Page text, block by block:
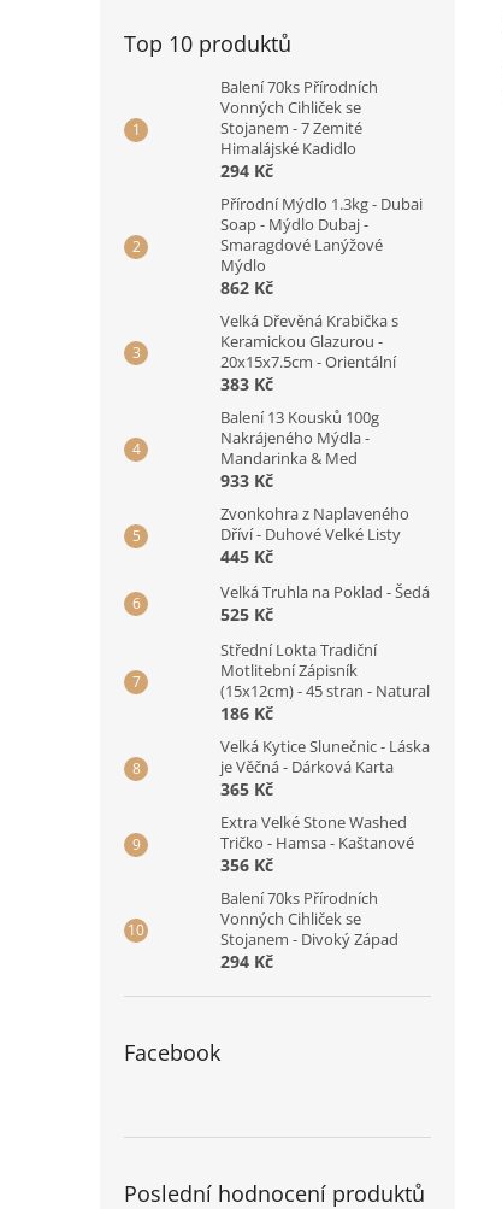
Top 10 produktů
Balení 70ks Přírodních
Vonných Cihliček se
Stojanem - 7 Zemité
Himalájské Kadidlo
294 Kč
Přírodní Mýdlo 1.3kg - Dubai
Soap - Mýdlo Dubaj -
Smaragdové Lanýžové
Mýdlo
862 Kč
Velká Dřevěná Krabička s
Keramickou Glazurou -
20x15x7.5cm - Orientální
383 Kč
Balení 13 Kousků 100g
Nakrájeného Mýdla -
Mandarinka & Med
933 Kč
Zvonkohra z Naplaveného
Dříví - Duhové Velké Listy
445 Kč
Velká Truhla na Poklad - Šedá
525 Kč
Střední Lokta Tradiční
Motlitební Zápisník
(15x12cm) - 45 stran - Natural
186 Kč
Velká Kytice Slunečnic - Láska
je Věčná - Dárková Karta
365 Kč
Extra Velké Stone Washed
Tričko - Hamsa - Kaštanové
356 Kč
Balení 70ks Přírodních
Vonných Cihliček se
Stojanem - Divoký Západ
294 Kč
Facebook
Poslední hodnocení produktů